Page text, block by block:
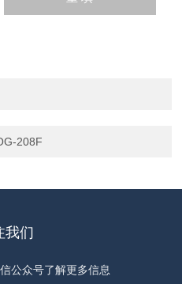
208F
我们
公众号了解更多信息